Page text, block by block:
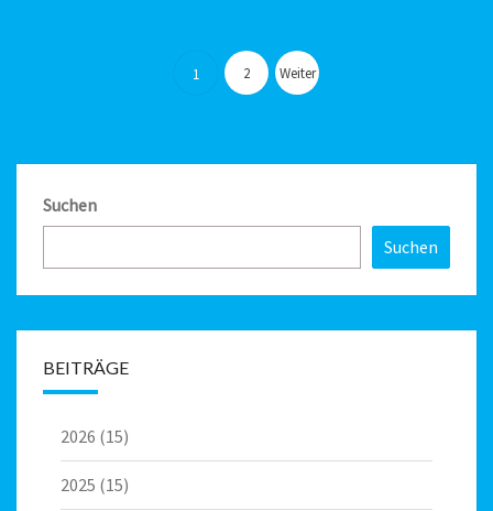
Seitennummerierung
der
Beiträge
1 2 Weiter
Suchen
Suchen
BEITRÄGE
2026 (15)
2025 (15)